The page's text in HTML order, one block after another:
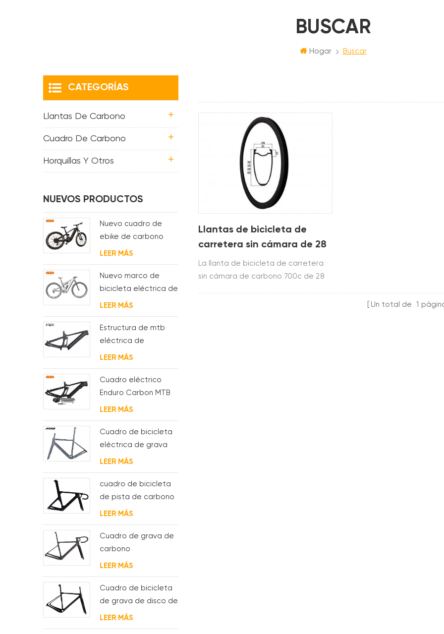
BUSCAR
Hogar Buscar
Llantas de bicicleta de
carretera sin cámara de 28
mm de carbono completo
700c
La llanta de bicicleta de carretera
sin cámara de carbono 700c de 28
Un total de 1
CATEGORÍAS
Llantas De Carbono
Cuadro De Carbono
Horquillas Y Otros
NUEVOS PRODUCTOS
Nuevo cuadro de
ebike de carbono
con motor bafang
M620 de suspensión
completa para MTB y
fat bike
LEER MÁS
Nuevo marco de
bicicleta eléctrica de
suspensión completa
BAFANG G510 de
molde
LEER MÁS
Estructura de mtb
eléctrica de
suspensión con
enrutamiento de
cables
completamente
interno
LEER MÁS
Cuadro eléctrico
Enduro Carbon MTB
con suspensión
completa
LEER MÁS
Cuadro de bicicleta
eléctrica de grava
de carbono con
motor de buje fsa y
batería
LEER MÁS
cuadro de bicicleta
de pista de carbono
aero para sistema
bsa
LEER MÁS
Cuadro de grava de
carbono
Enrutamiento de
cable interno
completo
LEER MÁS
Cuadro de bicicleta
de grava de disco de
ciclocross de
carbono para bb t47
LEER MÁS